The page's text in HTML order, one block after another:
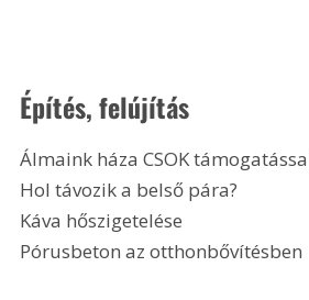
Építés, felújítás
Álmaink háza CSOK
Hol távozik a belső pára?
Káva hőszigetelése
Pórusbeton az otthonbővítésben